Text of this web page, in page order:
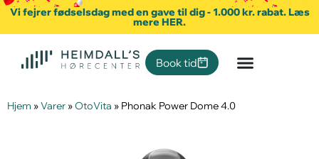
Vi fejrer fødselsdag med en gave til dig - 1.000 kr. rabat. Læs
mere HER.
Book tid
Hjem »Varer »OtoVita » Phonak Power Dome 4.0